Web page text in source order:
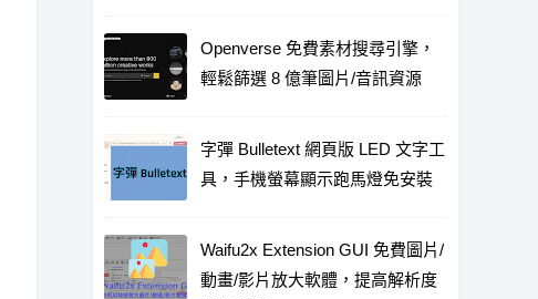
Openverse 免費素材搜尋引擎，
輕鬆篩選 8 億筆圖片/音訊資源
字彈 Bulletext 網頁版 LED 文字工
具，手機螢幕顯示跑馬燈免安裝
Waifu2x Extension GUI 免費圖片/
動畫/影片放大軟體，提高解析度